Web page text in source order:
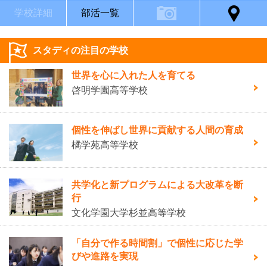
学校詳細 部活一覧
スタディの注目の学校
世界を心に入れた人を育てる
啓明学園高等学校
個性を伸ばし世界に貢献する人間の育成
橘学苑高等学校
共学化と新プログラムによる大改革を断
行
文化学園大学杉並高等学校
「自分で作る時間割」で個性に応じた学
びや進路を実現